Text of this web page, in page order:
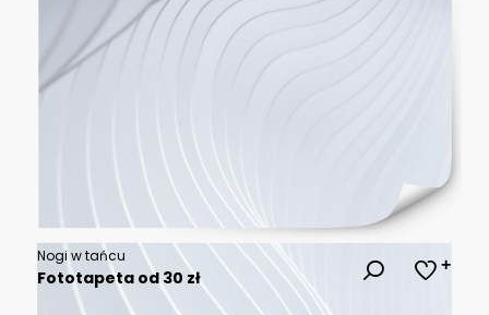
Nogi w tańcu
Fototapeta od 30 zł